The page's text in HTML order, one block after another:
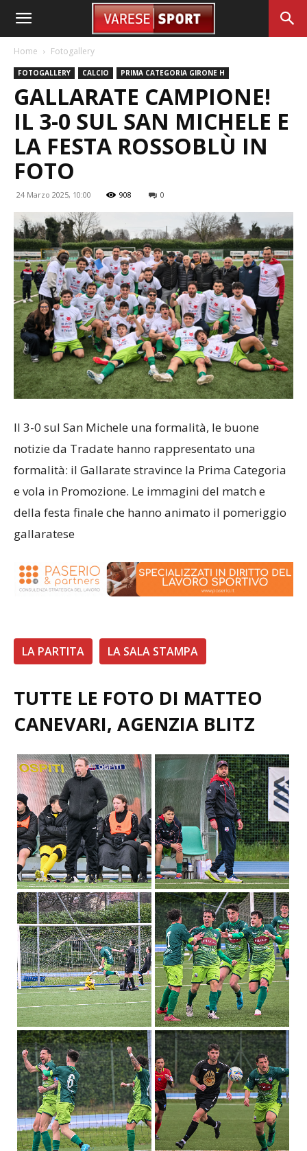
Home Fotogallery
FOTOGALLERY CALCIO PRIMA CATEGORIA GIRONE H
GALLARATE CAMPIONE!
IL 3-0 SUL SAN MICHELE E
LA FESTA ROSSOBLÙ IN
FOTO
24 Marzo 2025, 10:00 908 0
Il 3-0 sul San Michele una formalità, le buone
notizie da Tradate hanno rappresentato una
formalità: il Gallarate stravince la Prima Categoria
e vola in Promozione. Le immagini del match e
della festa finale che hanno animato il pomeriggio
gallaratese
LA PARTITA LA SALA STAMPA
TUTTE LE FOTO DI MATTEO
CANEVARI, AGENZIA BLITZ